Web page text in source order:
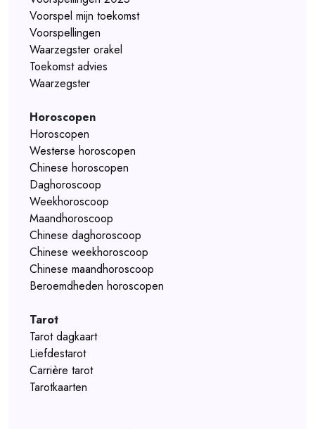
Voorspel mijn toekomst
Voorspellingen
Waarzegster orakel
Toekomst advies
Waarzegster
Horoscopen
Horoscopen
Westerse horoscopen
Chinese horoscopen
Daghoroscoop
Weekhoroscoop
Maandhoroscoop
Chinese daghoroscoop
Chinese weekhoroscoop
Chinese maandhoroscoop
Beroemdheden horoscopen
Tarot
Tarot dagkaart
Liefdestarot
Carrière tarot
Tarotkaarten